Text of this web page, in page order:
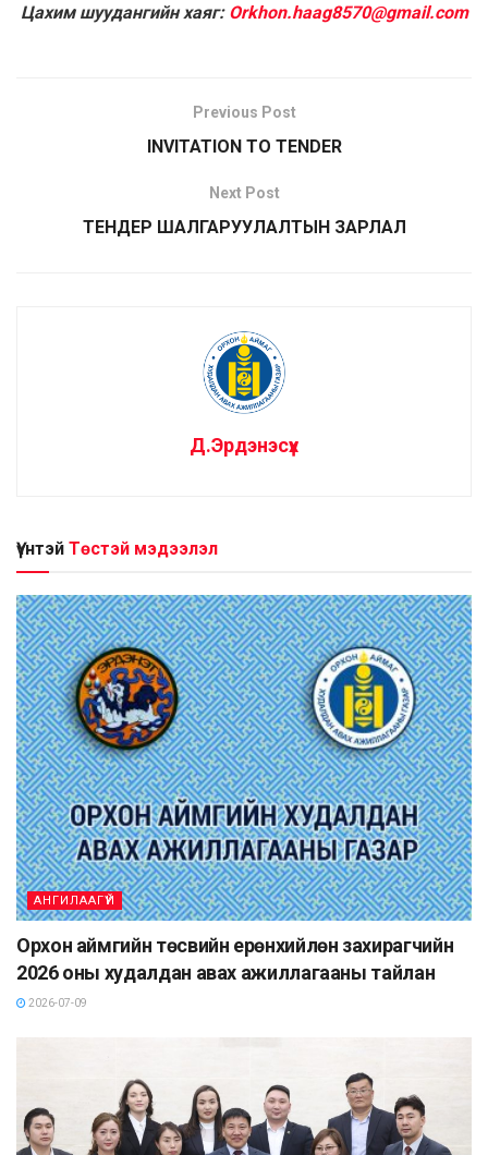
Цахим шуудангийн хаяг: Orkhon.haag8570@gmail.com
Previous Post
INVITATION TO TENDER
Next Post
ТЕНДЕР ШАЛГАРУУЛАЛТЫН ЗАРЛАЛ
Д.Эрдэнэсүх
Үүнтэй Төстэй мэдээлэл
АНГИЛААГҮЙ
Орхон аймгийн төсвийн ерөнхийлөн захирагчийн
2026 оны худалдан авах ажиллагааны тайлан
2026-07-09